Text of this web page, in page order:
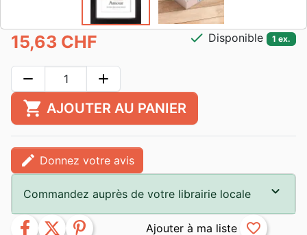
15,63 CHF check Disponible 1 ex.
remove add
shopping_cart AJOUTER AU PANIER
edit Donnez votre avis
Commandez auprès de votre librairie locale
facebook twitter pinterest favorite_border